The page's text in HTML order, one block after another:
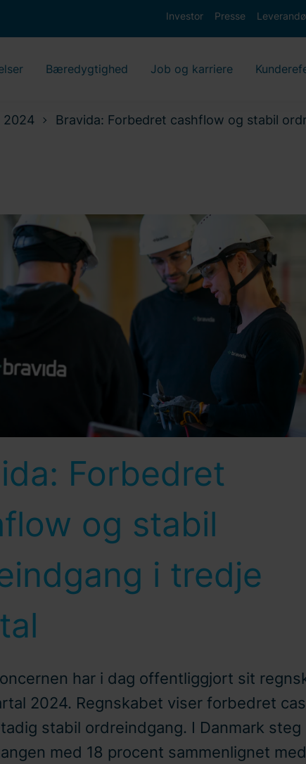
Investor Presse
Bæredygtighed Job og karriere
2024 Bravida: Forbedret cashflow og stabil
Forbedret
og stabil
i tredje
har i dag offentliggjort sit
2024. Regnskabet viser forbedret
stabil ordreindgang. I Danmark steg
med 18 procent sammenlignet